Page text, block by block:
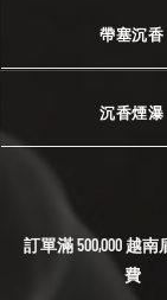
帶塞沉香
沉香煙瀑
訂單滿 500,000 越
費